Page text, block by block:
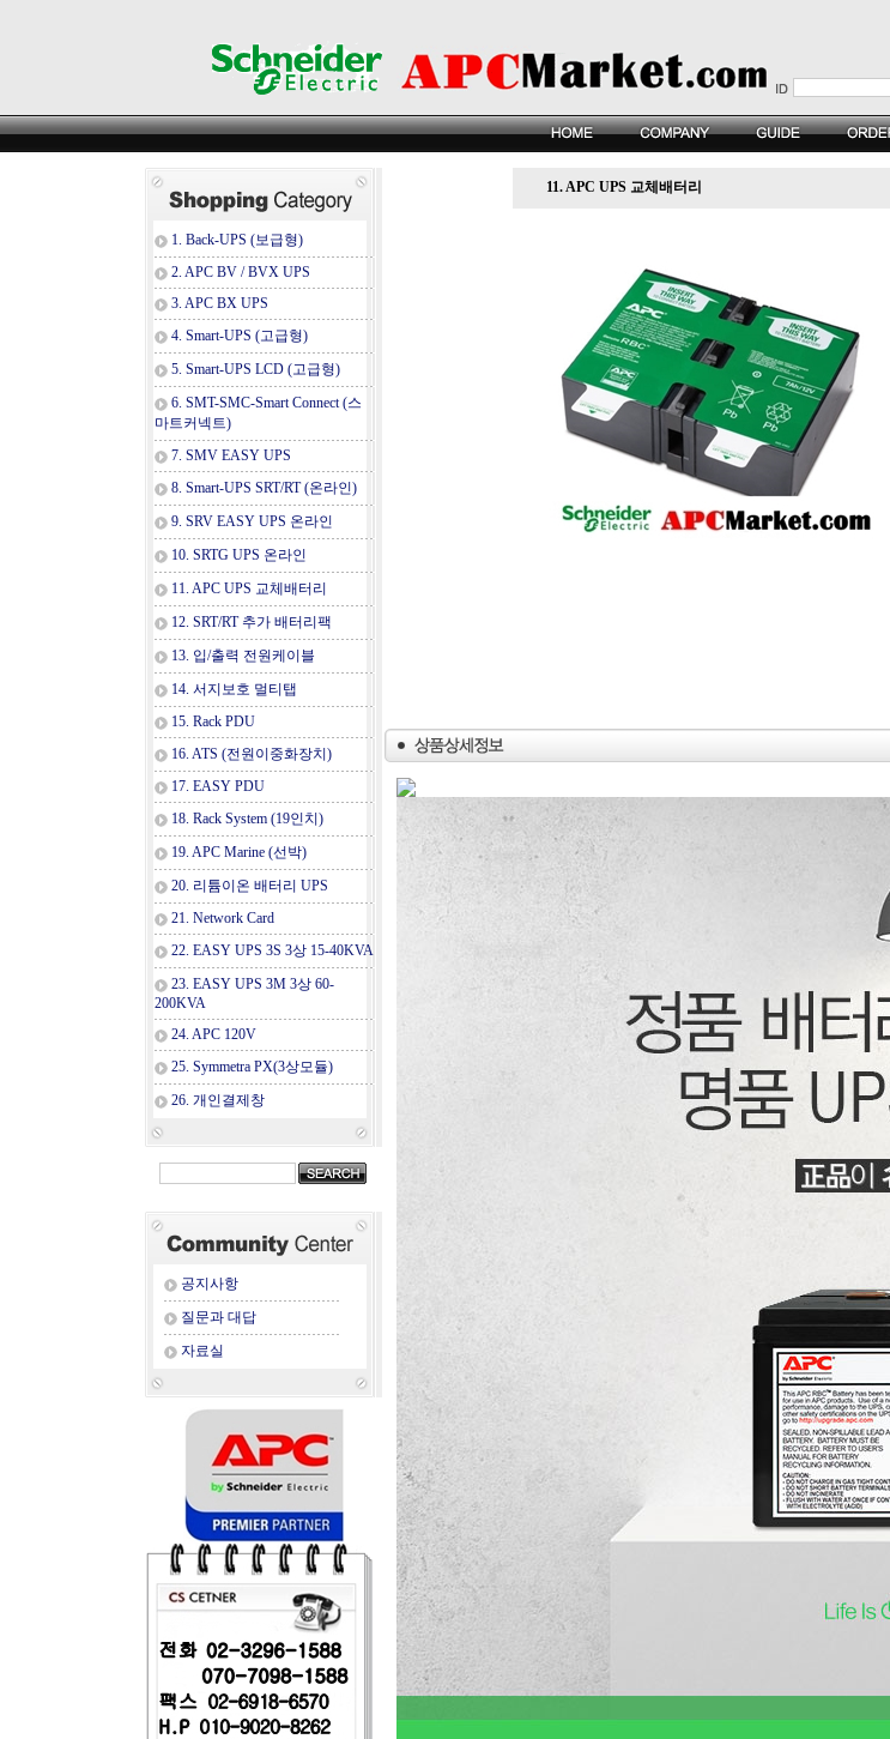
1. Back-UPS (보급형)
2. APC BV / BVX UPS
3. APC BX UPS
4. Smart-UPS (고급형)
5. Smart-UPS LCD (고급형)
6. SMT-SMC-Smart Connect (스
마트커넥트)
7. SMV EASY UPS
8. Smart-UPS SRT/RT (온라인)
9. SRV EASY UPS 온라인
10. SRTG UPS 온라인
11. APC UPS 교체배터리
12. SRT/RT 추가 배터리팩
13. 입/출력 전원케이블
14. 서지보호 멀티탭
15. Rack PDU
16. ATS (전원이중화장치)
17. EASY PDU
18. Rack System (19인치)
19. APC Marine (선박)
20. 리튬이온 배터리 UPS
21. Network Card
22. EASY UPS 3S 3상 15-40KVA
23. EASY UPS 3M 3상 60-
200KVA
24. APC 120V
25. Symmetra PX(3상모듈)
26. 개인결제창
공지사항
질문과 대답
자료실
11. APC UPS 교체배터리